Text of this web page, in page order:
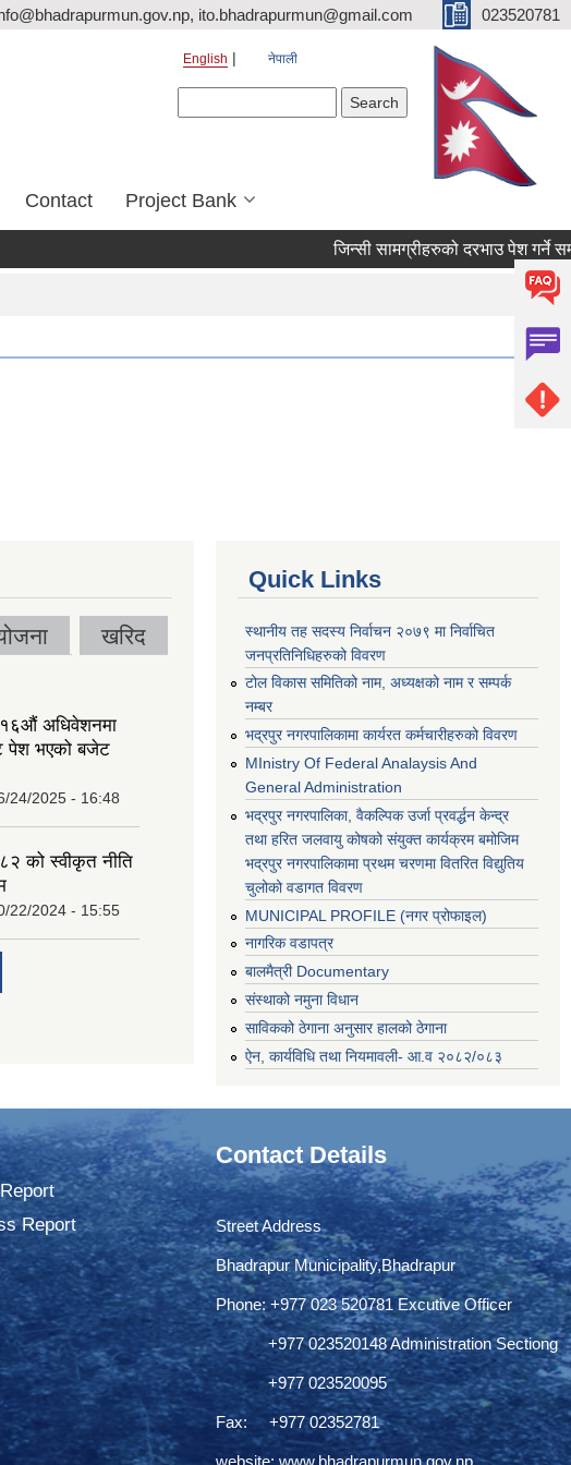
ito.bhadrapurmun@gmail.com 023520781
English नेपाली
Contact Project Bank
जिन्सी सामग्रीहरुको दरभाउ पेश गर्ने
खरिद
अधिवेशनमा
पेश भएको बजेट
24/2025 - 16:48
को स्वीकृत नीति
22/2024 - 15:55
Quick Links
स्थानीय तह सदस्य निर्वाचन २०७९ मा निर्वाचित
जनप्रतिनिधिहरुको विवरण
टोल विकास समितिको नाम, अध्यक्षको नाम र सम्पर्क
नम्बर
भद्रपुर नगरपालिकामा कार्यरत कर्मचारीहरुको विवरण
MInistry Of Federal Analaysis And
General Administration
भद्रपुर नगरपालिका, वैकल्पिक उर्जा प्रवर्द्धन केन्द्र
तथा हरित जलवायु कोषको संयुक्त कार्यक्रम बमोजिम
भद्रपुर नगरपालिकामा प्रथम चरणमा वितरित विद्युतिय
चुलोको वडागत विवरण
MUNICIPAL PROFILE (नगर प्रोफाइल)
नागरिक वडापत्र
बालमैत्री Documentary
संस्थाको नमुना विधान
साविकको ठेगाना अनुसार हालको ठेगाना
ऐन, कार्यविधि तथा नियमावली- आ.व २०८२/०८३
Report
Contact Details
Street Address
Bhadrapur Municipality,Bhadrapur
Phone: ‌+977 023 520781 Excutive Officer
+977 023520148 Administration Sectiong
+977 023520095
Fax: +977 02352781
website: www.bhadrapurmun.gov.np